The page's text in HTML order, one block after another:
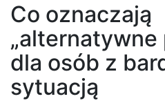
Co oznaczają
„alternatywne
dla osób z
sytuacją